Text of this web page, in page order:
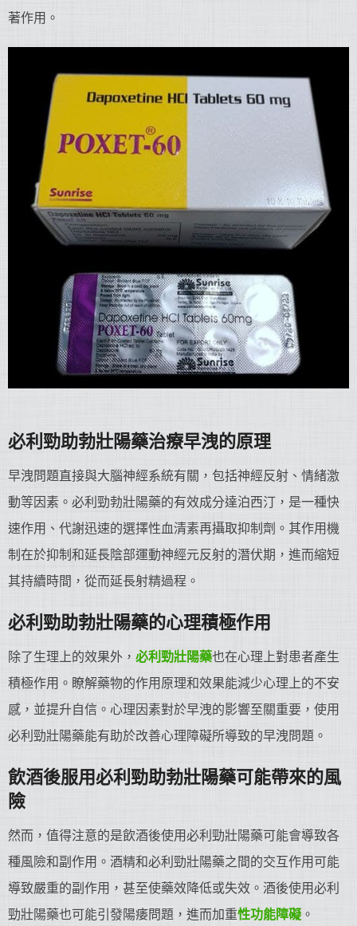
著作用。
必利勁助勃壯陽藥治療早洩的原理
早洩問題直接與大腦神經系統有關，包括神經反射、情緒激
動等因素。必利勁勃壯陽藥的有效成分達泊西汀，是一種快
速作用、代謝迅速的選擇性血清素再攝取抑制劑。其作用機
制在於抑制和延長陰部運動神經元反射的潛伏期，進而縮短
其持續時間，從而延長射精過程。
必利勁助勃壯陽藥的心理積極作用
除了生理上的效果外， 必利勁壯陽藥也在心理上對患者產生
積極作用。瞭解藥物的作用原理和效果能減少心理上的不安
感，並提升自信。心理因素對於早洩的影響至關重要，使用
必利勁壯陽藥能有助於改善心理障礙所導致的早洩問題。
飲酒後服用必利勁助勃壯陽藥可能帶來的風
險
然而，值得注意的是飲酒後使用必利勁壯陽藥可能會導致各
種風險和副作用。酒精和必利勁壯陽藥之間的交互作用可能
導致嚴重的副作用，甚至使藥效降低或失效。酒後使用必利
勁壯陽藥也可能引發陽痿問題，進而加重性功能障礙 。